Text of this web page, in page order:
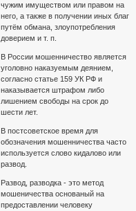
чужим имуществом или правом на
него, а также в получении иных благ
путём обмана, злоупотребления
доверием и т. п.
В России мошенничество является
уголовно наказуемым деянием,
согласно статье 159 УК РФ и
наказывается штрафом либо
лишением свободы на срок до
шести лет.
В постсоветское время для
обозначения мошенничества часто
используется слово кидалово или
развод.
Развод, разводка - это метод
мошеничества основаный на
предоставлении человеку